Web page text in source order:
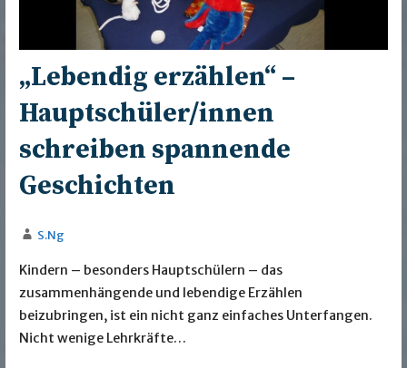
„Lebendig erzählen“ –
Hauptschüler/innen
schreiben spannende
Geschichten
S.Ng
Kindern – besonders Hauptschülern – das
zusammenhängende und lebendige Erzählen
beizubringen, ist ein nicht ganz einfaches Unterfangen.
Nicht wenige Lehrkräfte…